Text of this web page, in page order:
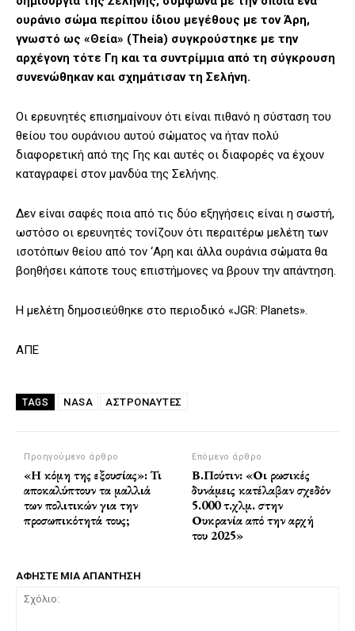
ουράνιο σώμα περίπου ίδιου μεγέθους με τον Άρη,
γνωστό ως «Θεία» (Theia) συγκρούστηκε με την
αρχέγονη τότε Γη και τα συντρίμμια από τη σύγκρουση
συνενώθηκαν και σχημάτισαν τη Σελήνη.
Οι ερευνητές επισημαίνουν ότι είναι πιθανό η σύσταση του
θείου του ουράνιου αυτού σώματος να ήταν πολύ
διαφορετική από της Γης και αυτές οι διαφορές να έχουν
καταγραφεί στον μανδύα της Σελήνης.
Δεν είναι σαφές ποια από τις δύο εξηγήσεις είναι η σωστή,
ωστόσο οι ερευνητές τονίζουν ότι περαιτέρω μελέτη των
ισοτόπων θείου από τον ‘Αρη και άλλα ουράνια σώματα θα
βοηθήσει κάποτε τους επιστήμονες να βρουν την απάντηση.
Η μελέτη δημοσιεύθηκε στο περιοδικό «JGR: Planets».
ΑΠΕ
TAGS NASA ΑΣΤΡΟΝΑΎΤΕΣ
Προηγούμενο άρθρο
«Η κόμη της εξουσίας»: Τι
αποκαλύπτουν τα μαλλιά
των πολιτικών για την
προσωπικότητά τους;
Επόμενο άρθρο
Β.Πούτιν: «Οι ρωσικές
δυνάμεις κατέλαβαν σχεδόν
5.000 τ.χλμ. στην
Ουκρανία από την αρχή
του 2025»
ΑΦΗΣΤΕ ΜΙΑ ΑΠΑΝΤΗΣΗ